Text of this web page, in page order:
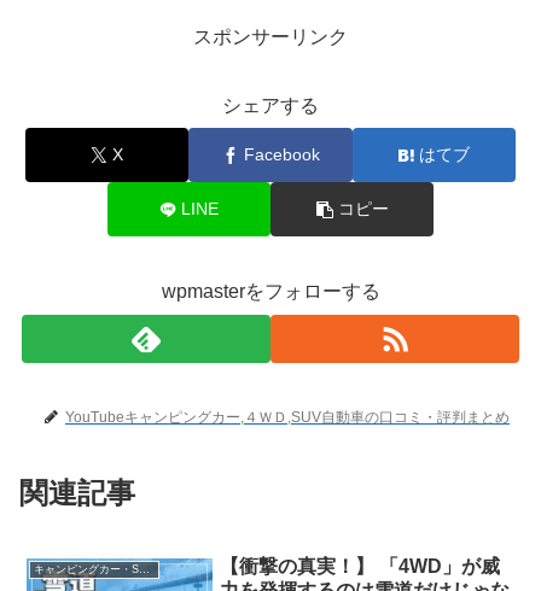
スポンサーリンク
シェアする
X Facebook はてブ
LINE コピー
wpmasterをフォローする
YouTubeキャンピングカー,４ＷＤ,SUV自動車の口コミ・評判まとめ
関連記事
キャンピングカー・SUV人気車種
【衝撃の真実！】 「4WD」が威